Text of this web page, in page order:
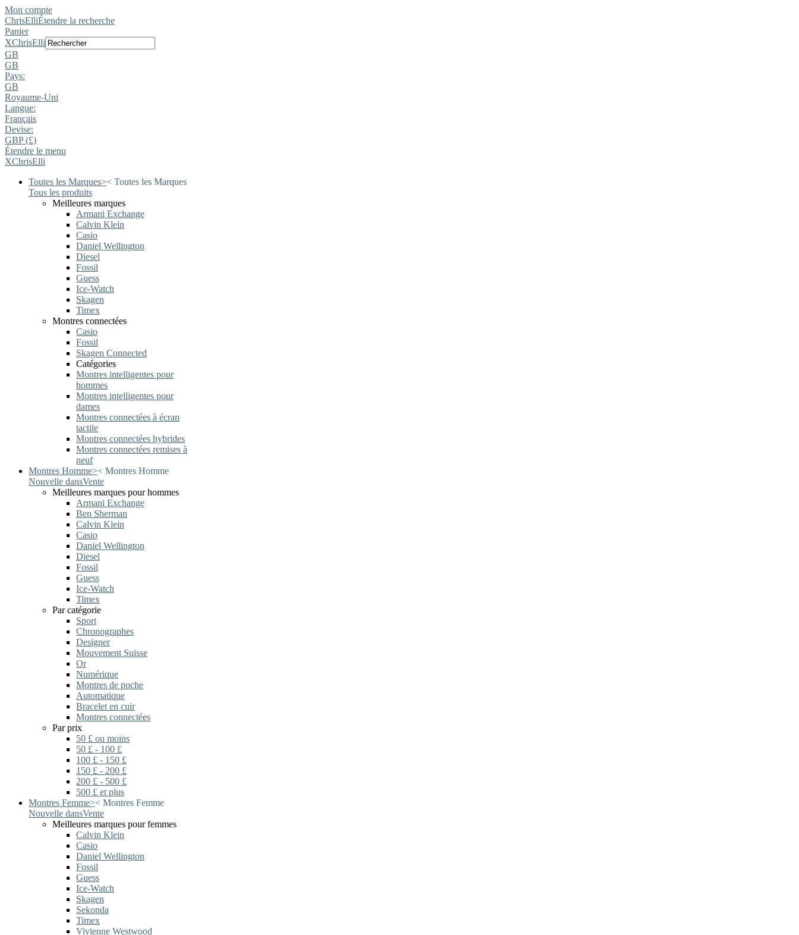
Mon compte
ChrisElliÉtendre la recherche
Panier
XChrisElli
GB
GB
Pays:
GB
Royaume-Uni
Langue:
Français
Devise:
GBP (£)
Étendre le menu
XChrisElli
Toutes les Marques>< Toutes les Marques
Tous les produits
Meilleures marques
Armani Exchange
Calvin Klein
Casio
Daniel Wellington
Diesel
Fossil
Guess
Ice-Watch
Skagen
Timex
Montres connectées
Casio
Fossil
Skagen Connected
Catégories
Montres intelligentes pour
hommes
Montres intelligentes pour
dames
Montres connectées à écran
tactile
Montres connectées hybrides
Montres connectées remises à
neuf
Montres Homme>< Montres Homme
Nouvelle dansVente
Meilleures marques pour hommes
Armani Exchange
Ben Sherman
Calvin Klein
Casio
Daniel Wellington
Diesel
Fossil
Guess
Ice-Watch
Timex
Par catégorie
Sport
Chronographes
Designer
Mouvement Suisse
Or
Numérique
Montres de poche
Automatique
Bracelet en cuir
Montres connectées
Par prix
50 £ ou moins
50 £ - 100 £
100 £ - 150 £
150 £ - 200 £
200 £ - 500 £
500 £ et plus
Montres Femme>< Montres Femme
Nouvelle dansVente
Meilleures marques pour femmes
Calvin Klein
Casio
Daniel Wellington
Fossil
Guess
Ice-Watch
Skagen
Sekonda
Timex
Vivienne Westwood